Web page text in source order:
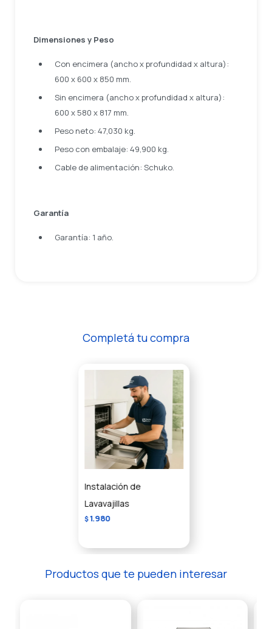
Dimensiones y Peso
Con encimera (ancho x profundidad x altura):
600 x 600 x 850 mm.
Sin encimera (ancho x profundidad x altura):
600 x 580 x 817 mm.
Peso neto: 47,030 kg.
Peso con embalaje: 49,900 kg.
Cable de alimentación: Schuko.
Garantía
Garantía: 1 año.
Completá tu compra
Instalación de
Lavavajillas
$1.980
Productos que te pueden interesar